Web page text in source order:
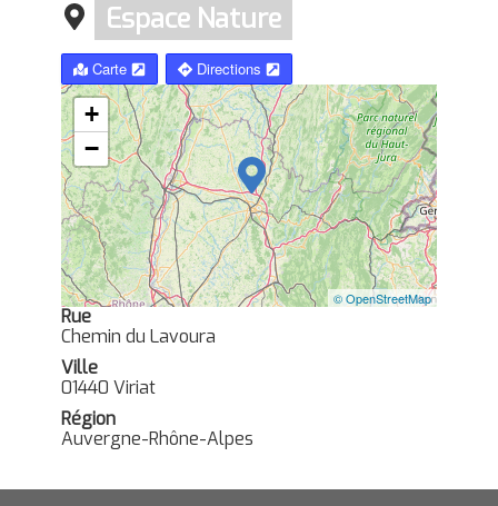
Espace Nature
Carte Directions
+
−
© OpenStreetMap
Rue
Chemin du Lavoura
Ville
01440 Viriat
Région
Auvergne-Rhône-Alpes